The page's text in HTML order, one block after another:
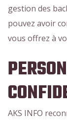
gestion des
pouvez avoir
vous offrez à
AKS INFO